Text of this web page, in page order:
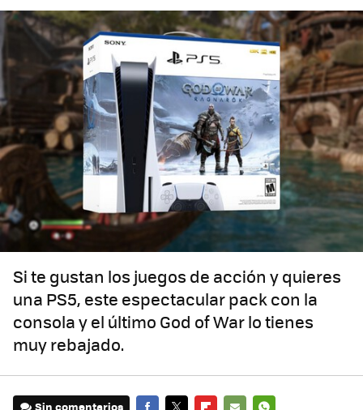
Si te gustan los juegos de acción y quieres
una PS5, este espectacular pack con la
consola y el último God of War lo tienes
muy rebajado.
Sin comentarios